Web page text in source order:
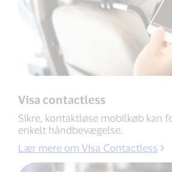
Visa contactless
Sikre, kontaktløse mobilkøb kan
enkelt håndbevægelse.
Lær mere om Visa Contactless